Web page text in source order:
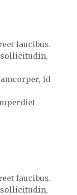
faucibus.
id
faucibus.